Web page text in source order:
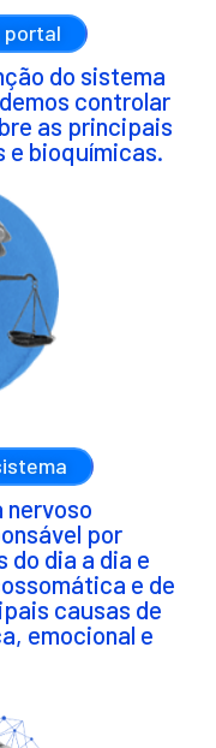
portal
do sistema
controlar
as principais
e bioquímicas.
nervoso
por
dia a dia e
e de
causas de
emocional e